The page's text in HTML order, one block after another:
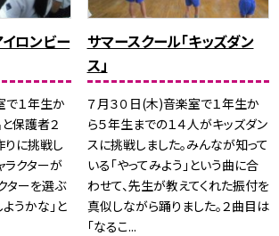
イロンビー
で１年生か
保護者２
りに挑戦し
ラクターが
ターを選ぶ
ようかな」と
サマースクール「キッズダン
ス」
７月３０日(木)音楽室で１年生か
ら５年生までの１４人がキッズダン
スに挑戦しました。みんなが知って
いる「やってみよう」という曲に合
わせて、先生が教えてくれた振付を
真似しながら踊りました。２曲目は
「なるこ...